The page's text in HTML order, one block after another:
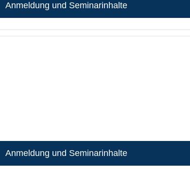
Anmeldung und Seminarinhalte
Anmeldung und Seminarinhalte